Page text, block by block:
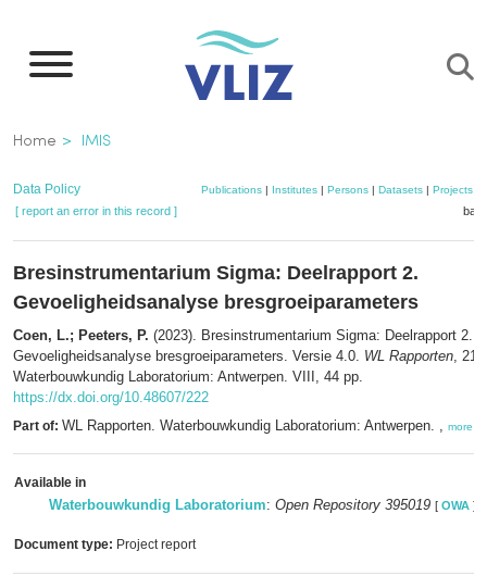
main
Breadcrumb
Home IMIS
Data Policy Publications| Institutes| Persons| Datasets| Projects|
[ report an error in this record ]
Bresinstrumentarium Sigma: Deelrapport 2.
Gevoeligheidsanalyse bresgroeiparameters
Coen, L.; Peeters, P. (2023). Bresinstrumentarium Sigma: Deelrapport 2.
Gevoeligheidsanalyse bresgroeiparameters. Versie 4.0. WL Rapporten,
Waterbouwkundig Laboratorium: Antwerpen. VIII, 44 pp.
https://dx.doi.org/10.48607/222
Part of: WL Rapporten. Waterbouwkundig Laboratorium: Antwerpen. , more
Available in
Waterbouwkundig Laboratorium: Open Repository 395019 [ OWA ]
Document type: Project report